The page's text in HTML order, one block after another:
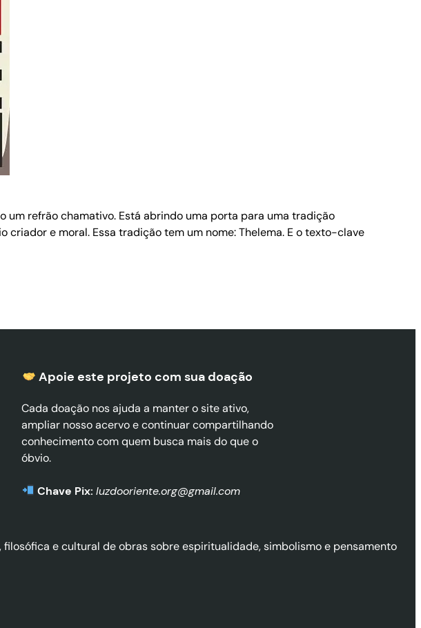
um refrão chamativo. Está abrindo uma porta para uma tradição
e moral. Essa tradição tem um nome: Thelema. E o texto-clave
Apoie este projeto com sua doação
Cada doação nos ajuda a manter o site ativo,
ampliar nosso acervo e continuar compartilhando
conhecimento com quem busca mais do que o
óbvio.
Chave Pix: luzdooriente.org@gmail.com
e cultural de obras sobre espiritualidade, simbolismo e pensamento